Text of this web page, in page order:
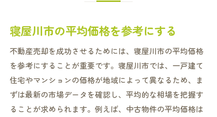
寝屋川市の平均価格を参考にする
不動産売却を成功させるためには、寝屋川市の平均価格
を参考にすることが重要です。寝屋川市では、一戸建て
住宅やマンションの価格が地域によって異なるため、ま
ずは最新の市場データを確認し、平均的な相場を把握す
ることが求められます。例えば、中古物件の平均価格は